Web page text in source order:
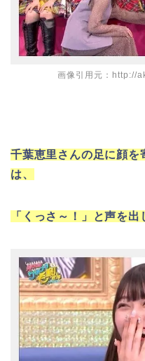
画像引用元：http://
千葉恵里さんの足に顔を
は、
「くっさ～！」と声を出